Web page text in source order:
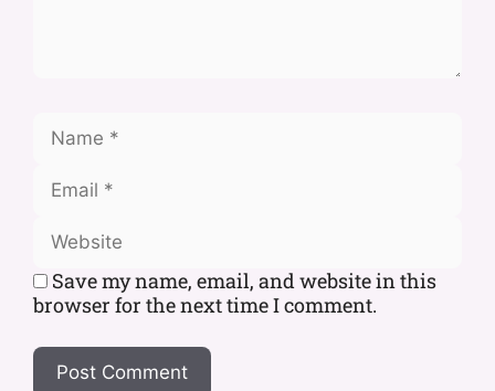
Save my name, email, and website in this
browser for the next time I comment.